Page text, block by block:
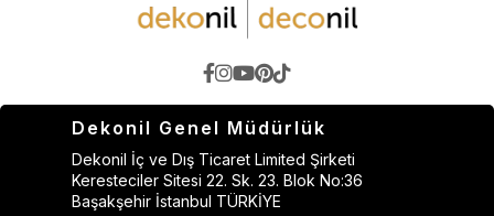
Dekonil Genel Müdürlük
Dekonil İç ve Dış Ticaret Limited Şirketi
Keresteciler Sitesi 22. Sk. 23. Blok No:36
Başakşehir İstanbul TÜRKİYE